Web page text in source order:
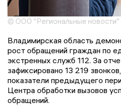
© ООО "Региональные новости"
Владимирская область
рост обращений граждан по
экстренных служб 112. За
зафиксировано 13 219
показатели предыдущего
Центра обработки вызовов
обращений.